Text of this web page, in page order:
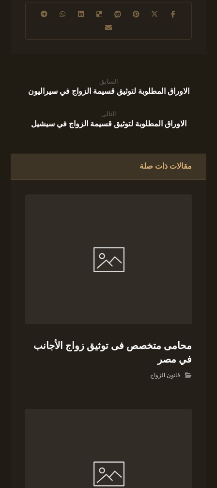
السابق
الاوراق المطلوبة لتوثيق قسيمة الزواج في سيراليون
التالى
الاوراق المطلوبة لتوثيق قسيمة الزواج في سيشيل
مقالات ذات صلة
محامى متخصص فى توثيق زواج الأجانب
في مصر
قانون الزواج